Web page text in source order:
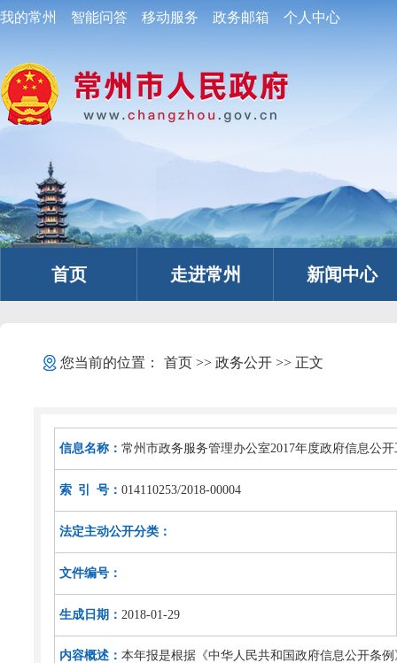
我的常州 智能问答 移动服务 政务邮箱 个人中心
首页 走进常州 新闻中心
您当前的位置： 首页>> 政务公开>> 正文
信息名称： 常州市政务服务管理办公室2017年度政府信息公
索 引 号： 014110253/2018-00004
法定主动公开分类：
文件编号：
生成日期： 2018-01-29
内容概述： 本年报是根据《中华人民共和国政府信息公开条